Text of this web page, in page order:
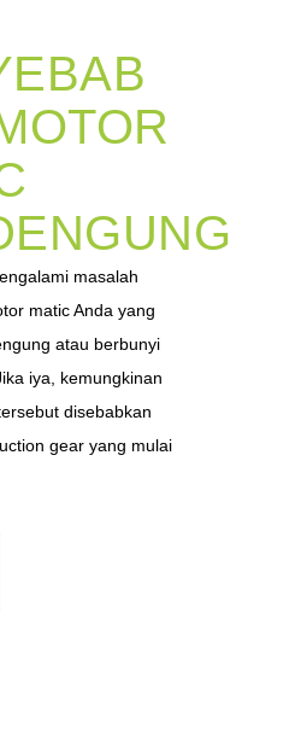
masalah
matic Anda yang
atau berbunyi
iya, kemungkinan
disebabkan
gear yang mulai